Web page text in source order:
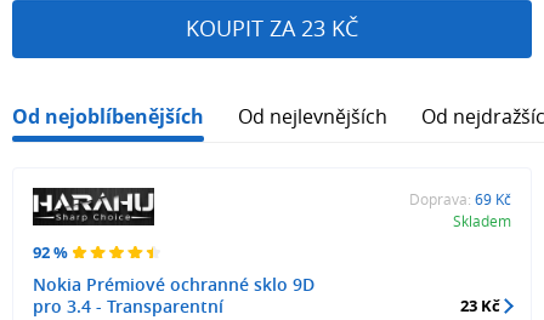
KOUPIT ZA 23 KČ
Od nejoblíbenějších Od nejlevnějších Od
92 %
Nokia Prémiové ochranné sklo 9D
pro 3.4 - Transparentní
Doprava: 69 Kč
Skladem
23 Kč